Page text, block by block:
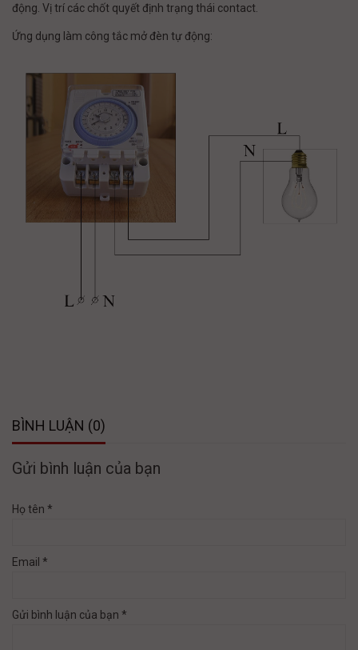
động. Vị trí các chốt quyết định trạng thái contact.
Ứng dụng làm công tắc mở đèn tự động:
BÌNH LUẬN (0)
Gửi bình luận của bạn
Họ tên *
Email *
Gửi bình luận của bạn *